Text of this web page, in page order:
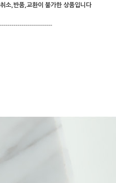
소,반품,교환이 불가한 상품입니다